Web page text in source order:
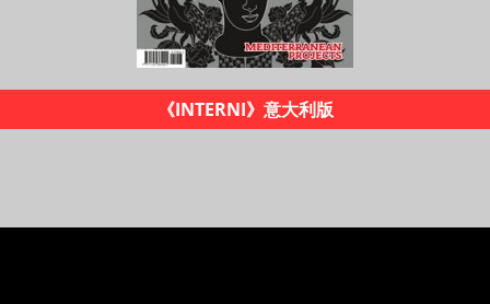
《INTERNI设计时代》杂志